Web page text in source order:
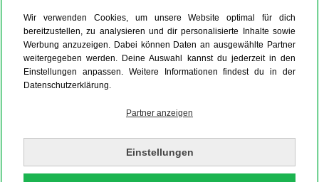
Wir verwenden Cookies, um unsere Website optimal für dich
bereitzustellen, zu analysieren und dir personalisierte Inhalte sowie
Werbung anzuzeigen. Dabei können Daten an ausgewählte Partner
weitergegeben werden. Deine Auswahl kannst du jederzeit in den
Einstellungen anpassen. Weitere Informationen findest du in der
Datenschutzerklärung.
Partner anzeigen
Einstellungen